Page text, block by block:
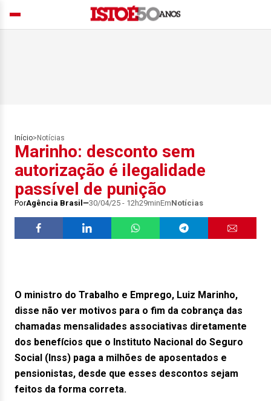
Início> Notícias
Marinho: desconto sem
autorização é ilegalidade
passível de punição
PorAgência Brasil 30/04/25 - 12h29minEmNotícias
O ministro do Trabalho e Emprego, Luiz Marinho,
disse não ver motivos para o fim da cobrança das
chamadas mensalidades associativas diretamente
dos benefícios que o Instituto Nacional do Seguro
Social (Inss) paga a milhões de aposentados e
pensionistas, desde que esses descontos sejam
feitos da forma correta.